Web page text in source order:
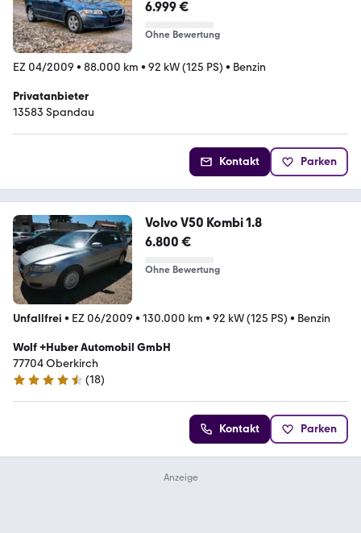
Org. Zu...
6.999 €
Ohne Bewertung
EZ 04/2009 • 88.000 km • 92 kW (125 PS) • Benzin
Privatanbieter
13583 Spandau
Kontakt Parken
Volvo V50 Kombi 1.8
6.800 €
Ohne Bewertung
Unfallfrei • EZ 06/2009 • 130.000 km • 92 kW (125 PS) • Benzin
Wolf +Huber Automobil GmbH
77704 Oberkirch
4.7 Sterne
(18)
Kontakt Parken